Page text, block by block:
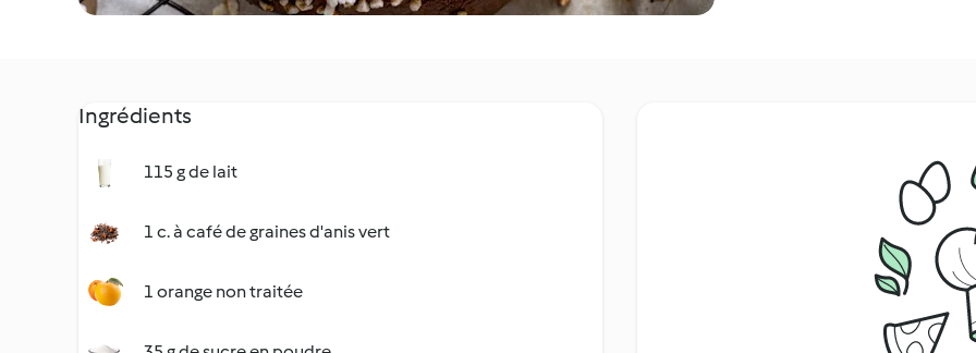
Ingrédients
115 g de lait
1 c. à café de graines d'anis vert
1 orange non traitée